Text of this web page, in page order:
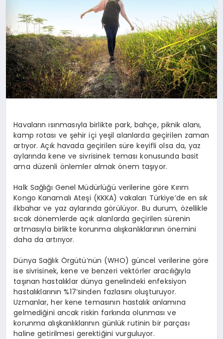
SIYASET
SPOR
TEKNOLOJI
Havaların ısınmasıyla birlikte park, bahçe, piknik alanı,
kamp rotası ve şehir içi yeşil alanlarda geçirilen zaman
artıyor. Açık havada geçirilen süre keyifli olsa da, yaz
aylarında kene ve sivrisinek teması konusunda basit
ama düzenli önlemler almak önem taşıyor.
Halk Sağlığı Genel Müdürlüğü verilerine göre Kırım
Kongo Kanamalı Ateşi (KKKA) vakaları Türkiye’de en sık
ilkbahar ve yaz aylarında görülüyor. Bu durum, özellikle
sıcak dönemlerde açık alanlarda geçirilen sürenin
artmasıyla birlikte korunma alışkanlıklarının önemini
daha da artırıyor.
Dünya Sağlık Örgütü’nün (WHO) güncel verilerine göre
ise sivrisinek, kene ve benzeri vektörler aracılığıyla
taşınan hastalıklar dünya genelindeki enfeksiyon
hastalıklarının %17’sinden fazlasını oluşturuyor.
Uzmanlar, her kene temasının hastalık anlamına
gelmediğini ancak riskin farkında olunması ve
korunma alışkanlıklarının günlük rutinin bir parçası
haline getirilmesi gerektiğini vurguluyor.